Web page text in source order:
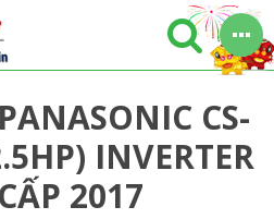
CS-
INVERTER
2017